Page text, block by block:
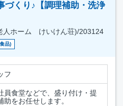
づくり♪【調理補助・洗浄
ホーム けいけん荘)/203124
品)
フ
員食堂などで、盛り付け・提
をお任せします。